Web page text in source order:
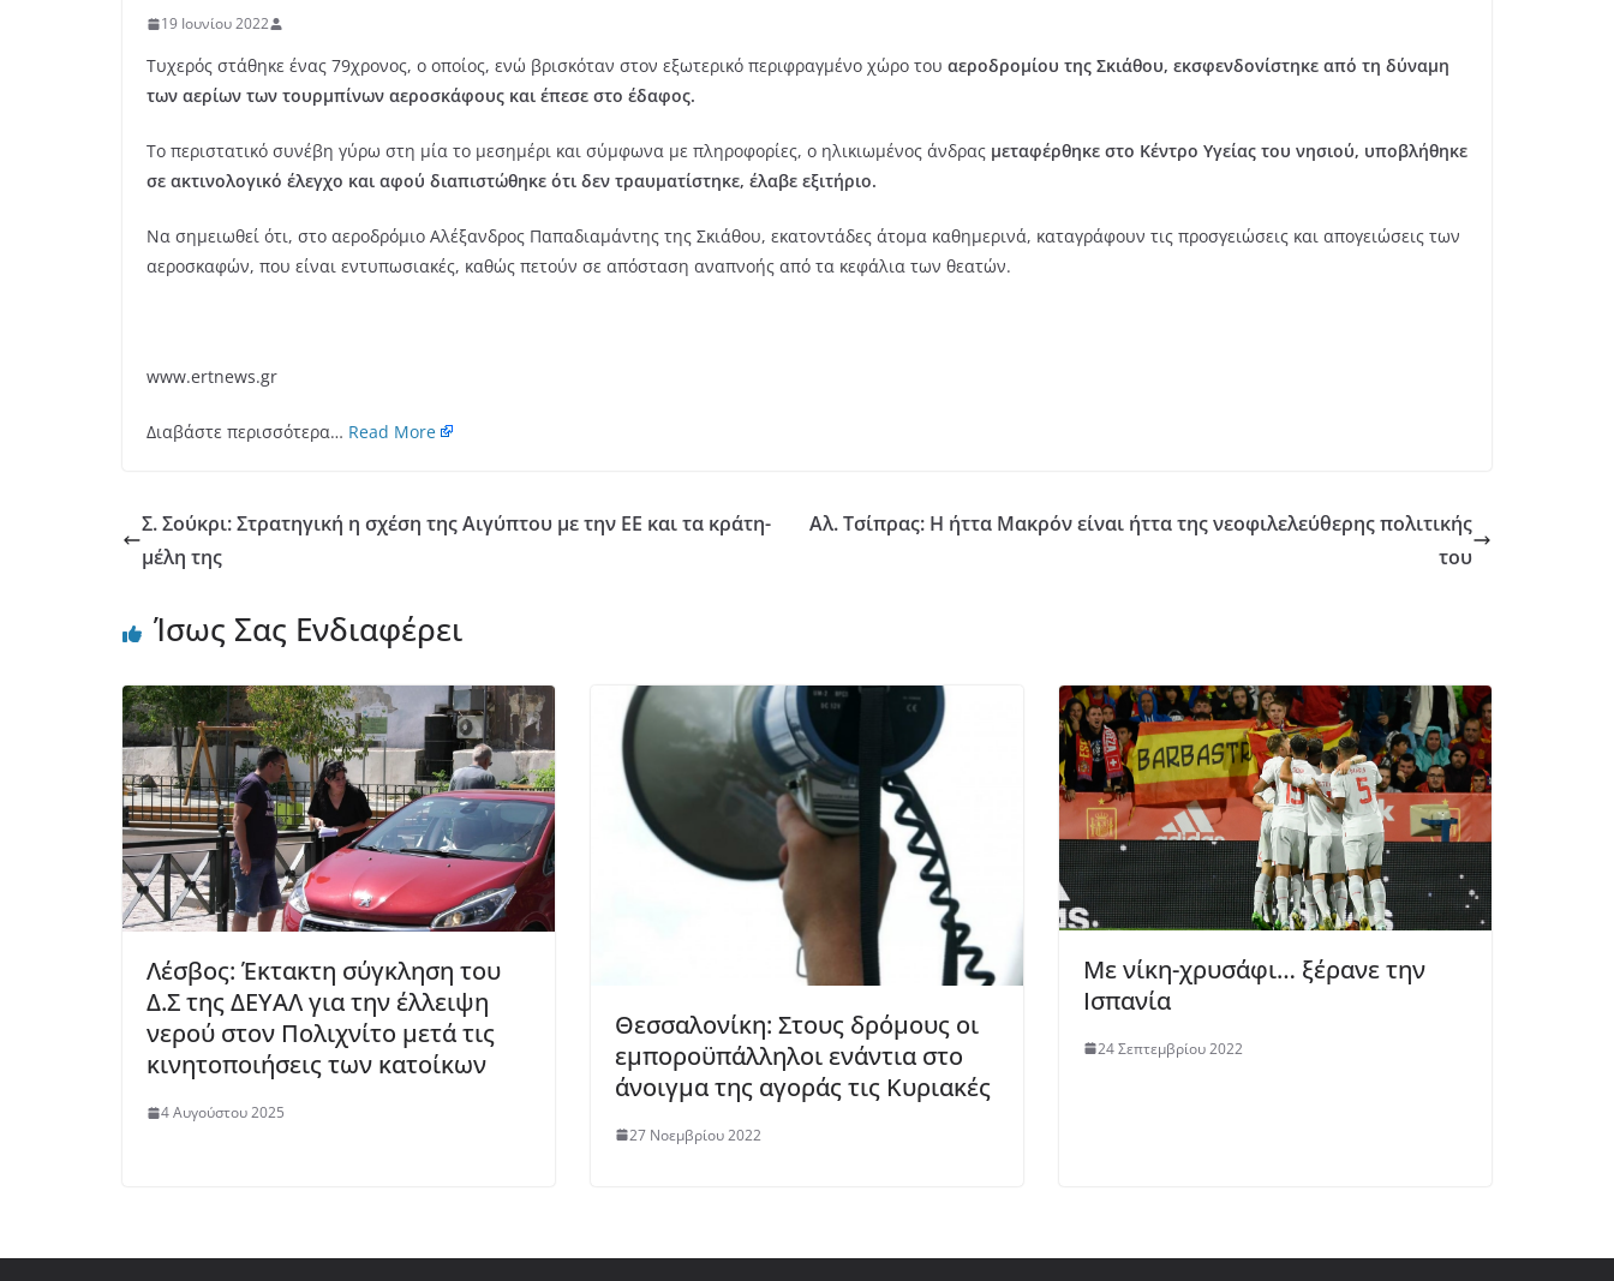
19 Ιουνίου 2022
Τυχερός στάθηκε ένας 79χρονος, ο οποίος, ενώ βρισκόταν στον εξωτερικό περιφραγμένο χώρο του αεροδρομίου της Σκιάθου, εκσφενδονίστηκε από τη δύναμη
των αερίων των τουρμπίνων αεροσκάφους και έπεσε στο έδαφος.
Το περιστατικό συνέβη γύρω στη μία το μεσημέρι και σύμφωνα με πληροφορίες, ο ηλικιωμένος άνδρας μεταφέρθηκε στο Κέντρο Υγείας του νησιού, υποβλήθηκε
σε ακτινολογικό έλεγχο και αφού διαπιστώθηκε ότι δεν τραυματίστηκε, έλαβε εξιτήριο.
Να σημειωθεί ότι, στο αεροδρόμιο Αλέξανδρος Παπαδιαμάντης της Σκιάθου, εκατοντάδες άτομα καθημερινά, καταγράφουν τις προσγειώσεις και απογειώσεις των
αεροσκαφών, που είναι εντυπωσιακές, καθώς πετούν σε απόσταση αναπνοής από τα κεφάλια των θεατών.
www.ertnews.gr
Διαβάστε περισσότερα… Read More
Σ. Σούκρι: Στρατηγική η σχέση της Αιγύπτου με την ΕΕ και τα κράτη-
μέλη της
Αλ. Τσίπρας: Η ήττα Μακρόν είναι ήττα της νεοφιλελεύθερης πολιτικής
του
Ίσως Σας Ενδιαφέρει
Λέσβος: Έκτακτη σύγκληση του
Δ.Σ της ΔΕΥΑΛ για την έλλειψη
νερού στον Πολιχνίτο μετά τις
κινητοποιήσεις των κατοίκων
4 Αυγούστου 2025
Θεσσαλονίκη: Στους δρόμους οι
εμποροϋπάλληλοι ενάντια στο
άνοιγμα της αγοράς τις Κυριακές
27 Νοεμβρίου 2022
Με νίκη-χρυσάφι… ξέρανε την
Ισπανία
24 Σεπτεμβρίου 2022